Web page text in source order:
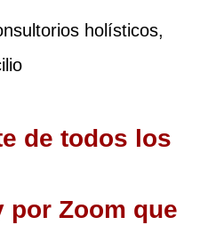
holísticos,
de todos los
por Zoom que